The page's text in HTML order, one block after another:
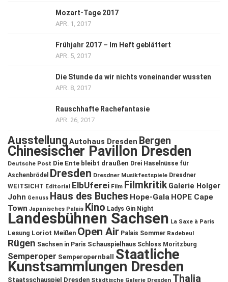
Mozart-Tage 2017
APR. 1, 2017
Frühjahr 2017 – Im Heft geblättert
APR. 5, 2017
Die Stunde da wir nichts voneinander wussten
APR. 8, 2017
Rauschhafte Rachefantasie
APR. 26, 2017
Ausstellung Autohaus Dresden Bergen
Chinesischer Pavillon Dresden
Deutsche Post Die Ente bleibt draußen Drei Haselnüsse für
Aschenbrödel
Dresden Dresdner Musikfestspiele Dresdner
WEITSICHT Editorial ElbUferei Film Filmkritik Galerie Holger
John Genuss Haus des Buches Hope-Gala HOPE Cape
Town Japanisches Palais Kino Ladys Gin Night
Landesbühnen Sachsen La Saxe à Paris
Lesung Loriot Meißen Open Air Palais Sommer Radebeul
Rügen Sachsen in Paris Schauspielhaus Schloss Moritzburg
Semperoper Semperopernball Staatliche
Kunstsammlungen Dresden
Staatsschauspiel Dresden Städtische Galerie Dresden Thalia